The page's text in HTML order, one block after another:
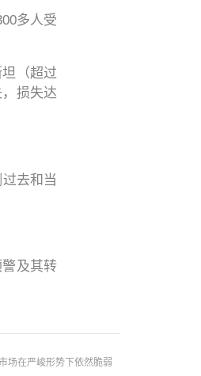
多人受
（超过
损失达
去和当
及其转
场在严峻形势下依然脆弱